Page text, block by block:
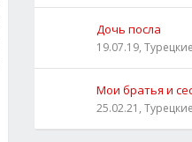
Дочь посла
19.07.19,
Мои братья и
25.02.21,